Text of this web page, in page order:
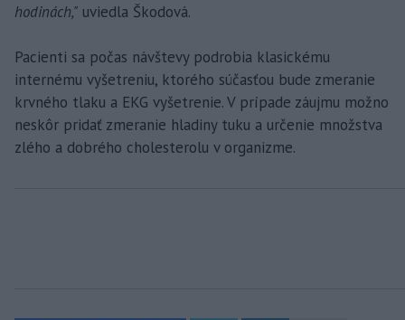
hodinách," uviedla Škodová.
Pacienti sa počas návštevy podrobia klasickému
internému vyšetreniu, ktorého súčasťou bude zmeranie
krvného tlaku a EKG vyšetrenie. V prípade záujmu možno
neskôr pridať zmeranie hladiny tuku a určenie množstva
zlého a dobrého cholesterolu v organizme.